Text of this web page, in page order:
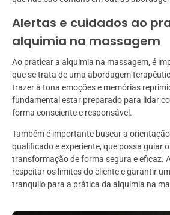
Alertas e cuidados ao
alquimia na massagem
Ao praticar a alquimia na massagem, é
que se trata de uma abordagem
trazer à tona emoções e memórias
fundamental estar preparado para lidar
forma consciente e responsável.
Também é importante buscar a
qualificado e experiente, que possa guiar
transformação de forma segura e eficaz.
respeitar os limites do cliente e garantir
tranquilo para a prática da alquimia na